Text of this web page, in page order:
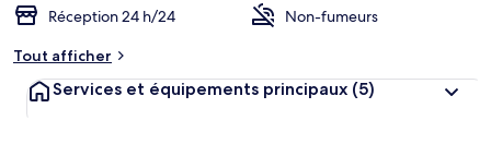
Réception 24 h/24
Non-fumeurs
Tout afficher
Services et équipements principaux (5)